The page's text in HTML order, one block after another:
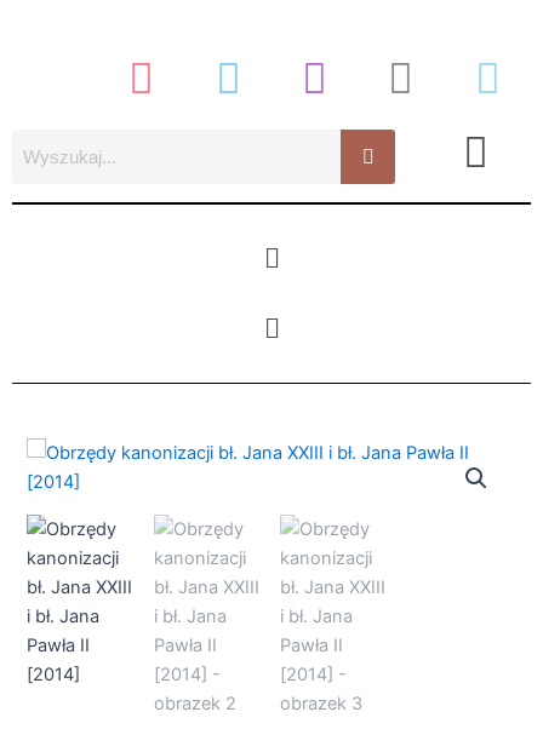
Menu
Menu
ilość
Obrzędy
kanonizacji
bł.
Jana
XXIII
i
bł.
Jana